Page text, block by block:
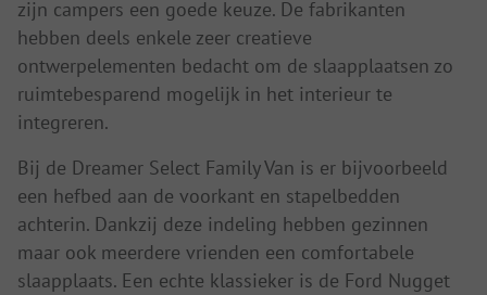
zijn campers een goede keuze. De fabrikanten
hebben deels enkele zeer creatieve
ontwerpelementen bedacht om de slaapplaatsen zo
ruimtebesparend mogelijk in het interieur te
integreren.
Bij de Dreamer Select Family Van is er bijvoorbeeld
een hefbed aan de voorkant en stapelbedden
achterin. Dankzij deze indeling hebben gezinnen
maar ook meerdere vrienden een comfortabele
slaapplaats. Een echte klassieker is de Ford Nugget